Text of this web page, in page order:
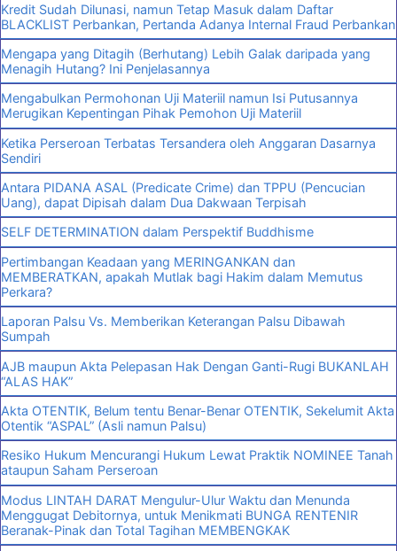
Kredit Sudah Dilunasi, namun Tetap Masuk dalam Daftar
BLACKLIST Perbankan, Pertanda Adanya Internal Fraud Perbankan
Mengapa yang Ditagih (Berhutang) Lebih Galak daripada yang
Menagih Hutang? Ini Penjelasannya
Mengabulkan Permohonan Uji Materiil namun Isi Putusannya
Merugikan Kepentingan Pihak Pemohon Uji Materiil
Ketika Perseroan Terbatas Tersandera oleh Anggaran Dasarnya
Sendiri
Antara PIDANA ASAL (Predicate Crime) dan TPPU (Pencucian
Uang), dapat Dipisah dalam Dua Dakwaan Terpisah
SELF DETERMINATION dalam Perspektif Buddhisme
Pertimbangan Keadaan yang MERINGANKAN dan
MEMBERATKAN, apakah Mutlak bagi Hakim dalam Memutus
Perkara?
Laporan Palsu Vs. Memberikan Keterangan Palsu Dibawah
Sumpah
AJB maupun Akta Pelepasan Hak Dengan Ganti-Rugi BUKANLAH
“ALAS HAK”
Akta OTENTIK, Belum tentu Benar-Benar OTENTIK, Sekelumit Akta
Otentik “ASPAL” (Asli namun Palsu)
Resiko Hukum Mencurangi Hukum Lewat Praktik NOMINEE Tanah
ataupun Saham Perseroan
Modus LINTAH DARAT Mengulur-Ulur Waktu dan Menunda
Menggugat Debitornya, untuk Menikmati BUNGA RENTENIR
Beranak-Pinak dan Total Tagihan MEMBENGKAK